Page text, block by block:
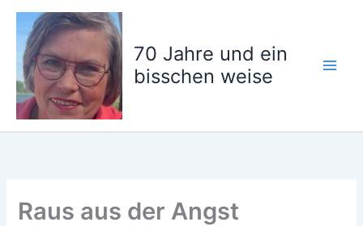
Zum
springen
70 Jahre und ein
bisschen weise
Raus aus der Angst